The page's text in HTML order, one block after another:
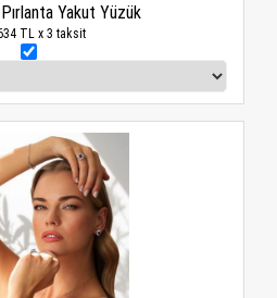
Yakut Yüzük
TL x 3 taksit